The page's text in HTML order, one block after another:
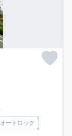
オートロック